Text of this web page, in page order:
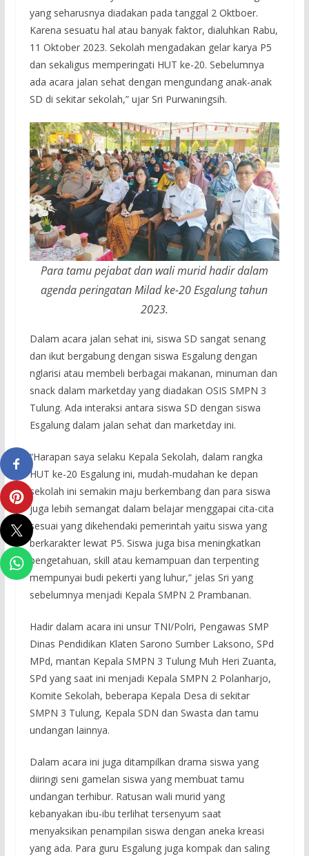
yang seharusnya diadakan pada tanggal 2 Oktboer.
Karena sesuatu hal atau banyak faktor, dialuhkan Rabu,
11 Oktober 2023. Sekolah mengadakan gelar karya P5
dan sekaligus memperingati HUT ke-20. Sebelumnya
ada acara jalan sehat dengan mengundang anak-anak
SD di sekitar sekolah,” ujar Sri Purwaningsih.
Para tamu pejabat dan wali murid hadir dalam
agenda peringatan Milad ke-20 Esgalung tahun
2023.
Dalam acara jalan sehat ini, siswa SD sangat senang
dan ikut bergabung dengan siswa Esgalung dengan
nglarisi atau membeli berbagai makanan, minuman dan
snack dalam marketday yang diadakan OSIS SMPN 3
Tulung. Ada interaksi antara siswa SD dengan siswa
Esgalung dalam jalan sehat dan marketday ini.
“Harapan saya selaku Kepala Sekolah, dalam rangka
HUT ke-20 Esgalung ini, mudah-mudahan ke depan
sekolah ini semakin maju berkembang dan para siswa
juga lebih semangat dalam belajar menggapai cita-cita
sesuai yang dikehendaki pemerintah yaitu siswa yang
berkarakter lewat P5. Siswa juga bisa meningkatkan
pengetahuan, skill atau kemampuan dan terpenting
mempunyai budi pekerti yang luhur,” jelas Sri yang
sebelumnya menjadi Kepala SMPN 2 Prambanan.
Hadir dalam acara ini unsur TNI/Polri, Pengawas SMP
Dinas Pendidikan Klaten Sarono Sumber Laksono, SPd
MPd, mantan Kepala SMPN 3 Tulung Muh Heri Zuanta,
SPd yang saat ini menjadi Kepala SMPN 2 Polanharjo,
Komite Sekolah, beberapa Kepala Desa di sekitar
SMPN 3 Tulung, Kepala SDN dan Swasta dan tamu
undangan lainnya.
Dalam acara ini juga ditampilkan drama siswa yang
diiringi seni gamelan siswa yang membuat tamu
undangan terhibur. Ratusan wali murid yang
kebanyakan ibu-ibu terlihat tersenyum saat
menyaksikan penampilan siswa dengan aneka kreasi
yang ada. Para guru Esgalung juga kompak dan saling